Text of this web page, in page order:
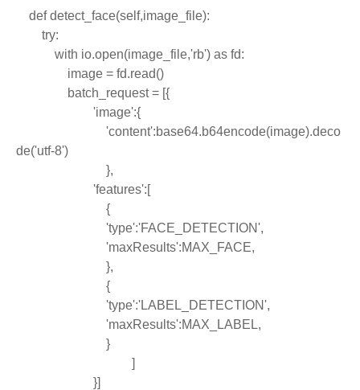
def detect_face(self,image_file):
try:
with io.open(image_file,'rb') as fd:
image = fd.read()
batch_request = [{
'image':{
de('utf-8')
},
'features':[
{
'type':'FACE_DETECTION',
'maxResults':MAX_FACE,
},
{
'type':'LABEL_DETECTION',
'maxResults':MAX_LABEL,
}
]
}]